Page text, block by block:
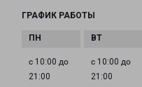
ГРАФИК РАБОТЫ
с 10:00 до
21:00
с 10:00 до
21:00